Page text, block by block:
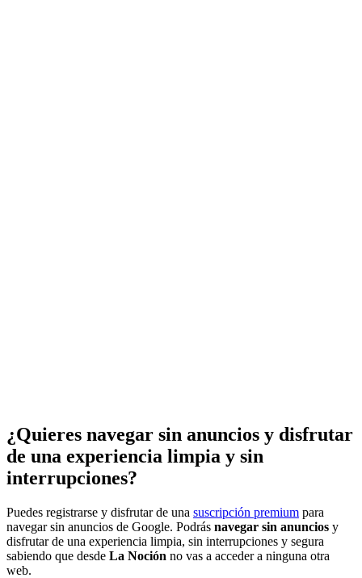
¿Quieres navegar sin anuncios y disfrutar
de una experiencia limpia y sin
interrupciones?
Puedes registrarse y disfrutar de una suscripción premium para
navegar sin anuncios de Google. Podrás navegar sin anuncios y
disfrutar de una experiencia limpia, sin interrupciones y segura
sabiendo que desde La Noción no vas a acceder a ninguna otra
web.